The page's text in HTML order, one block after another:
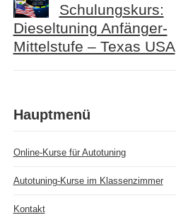
Schulungskurs:
Dieseltuning Anfänger-
Mittelstufe – Texas USA
Hauptmenü
Online-Kurse für Autotuning
Autotuning-Kurse im Klassenzimmer
Kontakt